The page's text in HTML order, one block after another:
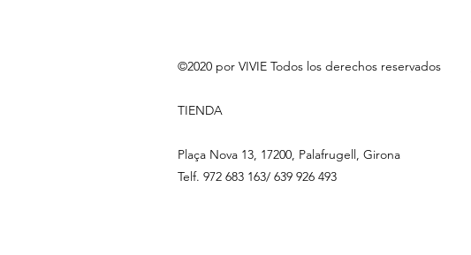
©2020 por VIVIE Todos los derechos reservados
TIENDA
Plaça Nova 13, 17200, Palafrugell, Girona
Telf. 972 683 163/ 639 926 493